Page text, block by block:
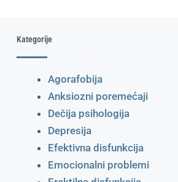
Kategorije
Agorafobija
Anksiozni poremećaji
Dečija psihologija
Depresija
Efektivna disfunkcija
Emocionalni problemi